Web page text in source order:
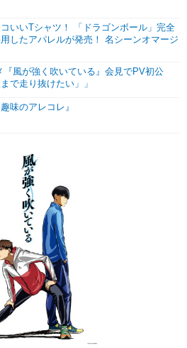
いいTシャツ！ 「ドラゴンボール」完全
したアパレルが発売！ 名シーンオマージ
『風が強く吹いている』会見でPV初公
で走り抜けたい」」
味のアレコレ』